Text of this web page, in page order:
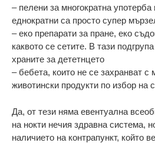
– пелени за многократна употерба
еднократни са просто супер
– еко препарати за пране, еко
каквото се сетите. В тази
храните за дететнцето
– бебета, които не се захранват с
животински продукти по избор на
Да, от тези няма евентуална
на нокти нечия здравна система,
наличието на контрапункт, който